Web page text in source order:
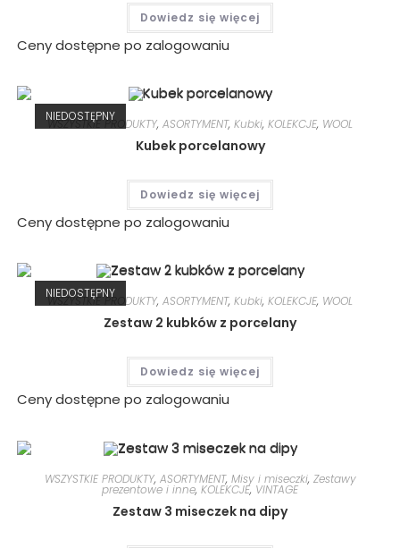
Dowiedz się więcej
Ceny dostępne po zalogowaniu
NIEDOSTĘPNY
WSZYSTKIE PRODUKTY, ASORTYMENT, Kubki, KOLEKCJE, WOOL
Kubek porcelanowy
Dowiedz się więcej
Ceny dostępne po zalogowaniu
NIEDOSTĘPNY
WSZYSTKIE PRODUKTY, ASORTYMENT, Kubki, KOLEKCJE, WOOL
Zestaw 2 kubków z porcelany
Dowiedz się więcej
Ceny dostępne po zalogowaniu
WSZYSTKIE PRODUKTY, ASORTYMENT, Misy i miseczki, Zestawy
prezentowe i inne, KOLEKCJE, VINTAGE
Zestaw 3 miseczek na dipy